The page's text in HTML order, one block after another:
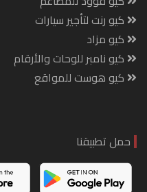
كيو رنت لتأجير سيارات
كيو مزاد
كيو نامبر للوحات والأرقام
كيو هوست للمواقع
حمل تطبيقنا